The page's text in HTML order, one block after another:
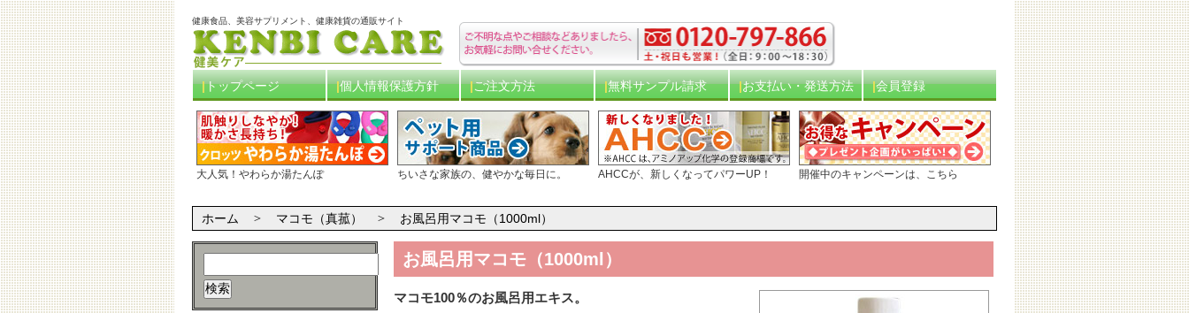
健康食品、美容サプリメント、健康雑貨の通販サイト
トップページ 個人情報保護方針 ご注文方法 無料サンプル請求 お支払い・発送方法 会員登録
大人気！やわらか湯たんぽ ちいさな家族の、健やかな毎日に。 AHCCが、新しくなってパワーUP！ 開催中のキャンペーンは、こちら
ホーム マコモ（真菰） お風呂用マコモ（1000ml）
お風呂用マコモ（1000ml）
マコモ100％のお風呂用エキス。